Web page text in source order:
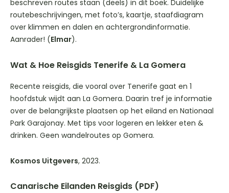
beschreven routes staan (deels) in dit boek. Duidelijke
routebeschrijvingen, met foto’s, kaartje, staafdiagram
over klimmen en dalen en achtergrondinformatie.
Aanrader! (Elmar).
Wat & Hoe Reisgids Tenerife & La Gomera
Recente reisgids, die vooral over Tenerife gaat en 1
hoofdstuk wijdt aan La Gomera. Daarin tref je informatie
over de belangrijkste plaatsen op het eiland en Nationaal
Park Garajonay. Met tips voor logeren en lekker eten &
drinken. Geen wandelroutes op Gomera.
Kosmos Uitgevers, 2023.
Canarische Eilanden Reisgids (PDF)